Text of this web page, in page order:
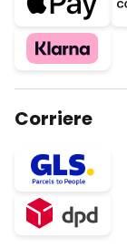
Corriere